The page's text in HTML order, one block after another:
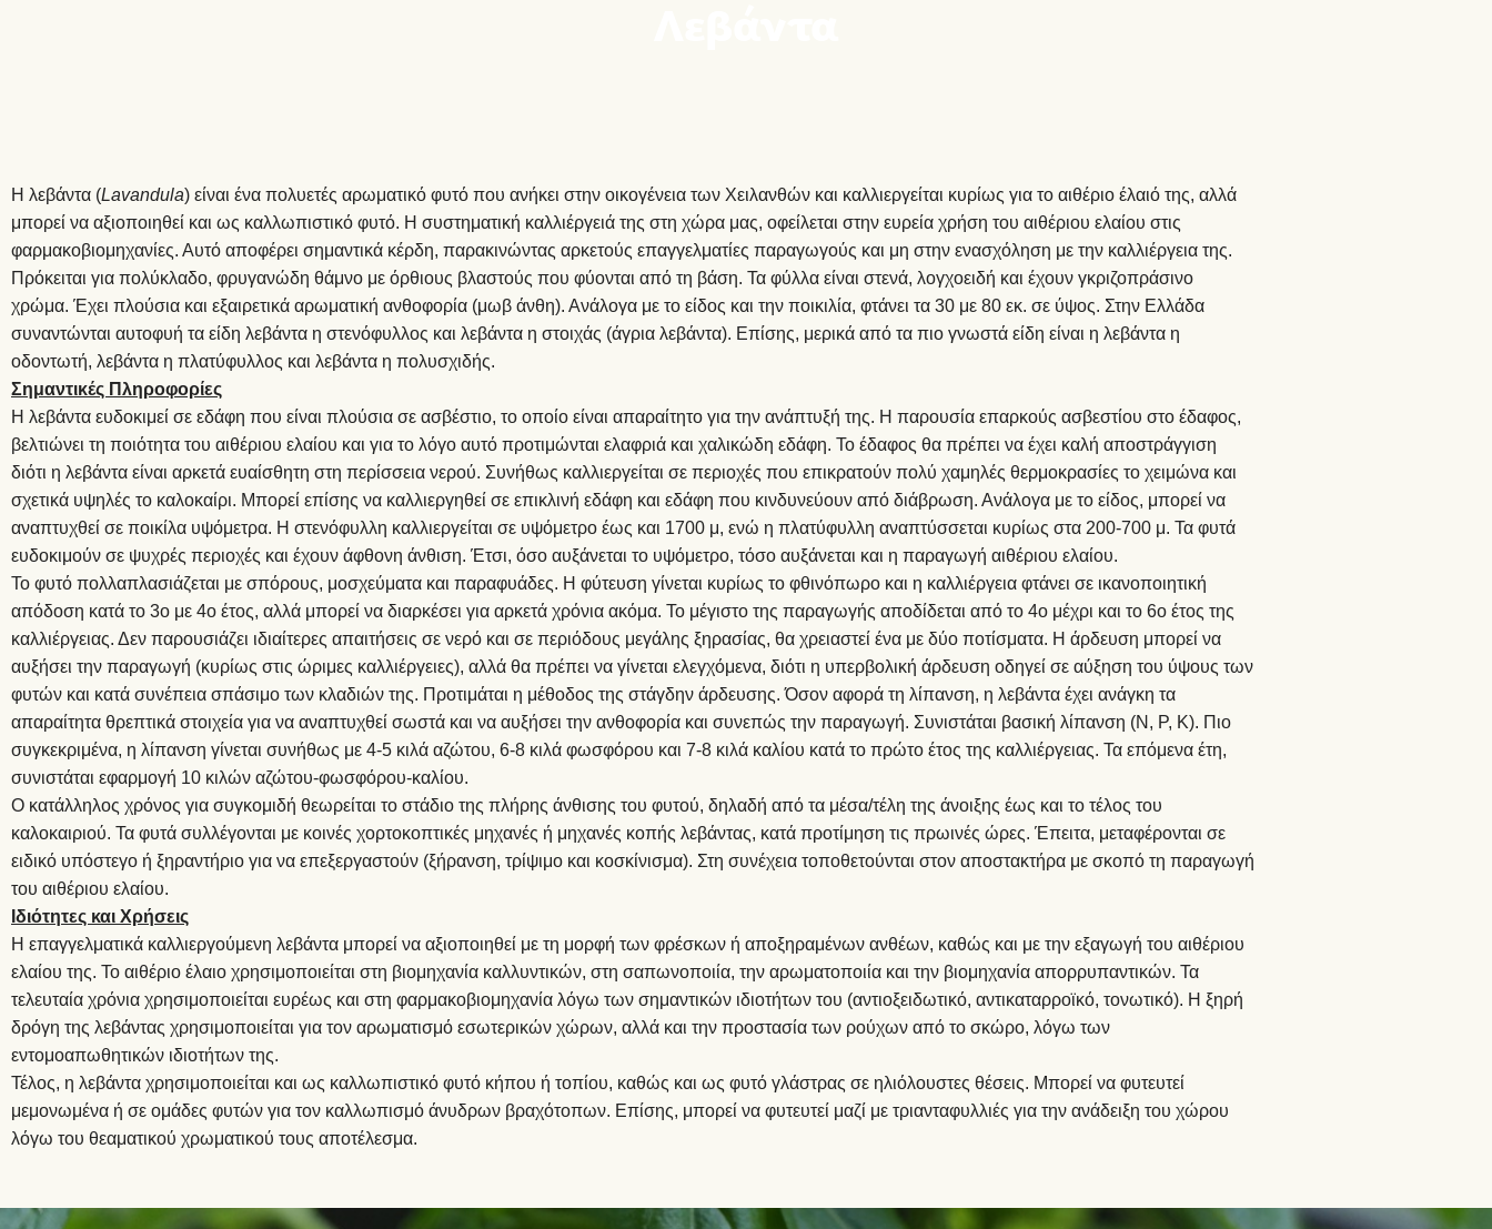
Η λεβάντα (Lavandula) είναι ένα πολυετές αρωματικό φυτό που ανήκει στην οικογένεια των Χειλανθών και καλλιεργείται κυρίως για το αιθέριο έλαιό της, αλλά
μπορεί να αξιοποιηθεί και ως καλλωπιστικό φυτό. Η συστηματική καλλιέργειά της στη χώρα μας, οφείλεται στην ευρεία χρήση του αιθέριου ελαίου στις
φαρμακοβιομηχανίες. Αυτό αποφέρει σημαντικά κέρδη, παρακινώντας αρκετούς επαγγελματίες παραγωγούς και μη στην ενασχόληση με την καλλιέργεια της.
Πρόκειται για πολύκλαδο, φρυγανώδη θάμνο με όρθιους βλαστούς που φύονται από τη βάση. Τα φύλλα είναι στενά, λογχοειδή και έχουν γκριζοπράσινο
χρώμα. Έχει πλούσια και εξαιρετικά αρωματική ανθοφορία (μωβ άνθη). Ανάλογα με το είδος και την ποικιλία, φτάνει τα 30 με 80 εκ. σε ύψος. Στην Ελλάδα
συναντώνται αυτοφυή τα είδη λεβάντα η στενόφυλλος και λεβάντα η στοιχάς (άγρια λεβάντα). Επίσης, μερικά από τα πιο γνωστά είδη είναι η λεβάντα η
οδοντωτή, λεβάντα η πλατύφυλλος και λεβάντα η πολυσχιδής.
Σημαντικές Πληροφορίες
Η λεβάντα ευδοκιμεί σε εδάφη που είναι πλούσια σε ασβέστιο, το οποίο είναι απαραίτητο για την ανάπτυξή της. Η παρουσία επαρκούς ασβεστίου στο έδαφος,
βελτιώνει τη ποιότητα του αιθέριου ελαίου και για το λόγο αυτό προτιμώνται ελαφριά και χαλικώδη εδάφη. Το έδαφος θα πρέπει να έχει καλή αποστράγγιση
διότι η λεβάντα είναι αρκετά ευαίσθητη στη περίσσεια νερού. Συνήθως καλλιεργείται σε περιοχές που επικρατούν πολύ χαμηλές θερμοκρασίες το χειμώνα και
σχετικά υψηλές το καλοκαίρι. Μπορεί επίσης να καλλιεργηθεί σε επικλινή εδάφη και εδάφη που κινδυνεύουν από διάβρωση. Ανάλογα με το είδος, μπορεί να
αναπτυχθεί σε ποικίλα υψόμετρα. Η στενόφυλλη καλλιεργείται σε υψόμετρο έως και 1700 μ, ενώ η πλατύφυλλη αναπτύσσεται κυρίως στα 200-700 μ. Τα φυτά
ευδοκιμούν σε ψυχρές περιοχές και έχουν άφθονη άνθιση. Έτσι, όσο αυξάνεται το υψόμετρο, τόσο αυξάνεται και η παραγωγή αιθέριου ελαίου.
Το φυτό πολλαπλασιάζεται με σπόρους, μοσχεύματα και παραφυάδες. Η φύτευση γίνεται κυρίως το φθινόπωρο και η καλλιέργεια φτάνει σε ικανοποιητική
απόδοση κατά το 3ο με 4ο έτος, αλλά μπορεί να διαρκέσει για αρκετά χρόνια ακόμα. Το μέγιστο της παραγωγής αποδίδεται από το 4ο μέχρι και το 6ο έτος της
καλλιέργειας. Δεν παρουσιάζει ιδιαίτερες απαιτήσεις σε νερό και σε περιόδους μεγάλης ξηρασίας, θα χρειαστεί ένα με δύο ποτίσματα. Η άρδευση μπορεί να
αυξήσει την παραγωγή (κυρίως στις ώριμες καλλιέργειες), αλλά θα πρέπει να γίνεται ελεγχόμενα, διότι η υπερβολική άρδευση οδηγεί σε αύξηση του ύψους των
φυτών και κατά συνέπεια σπάσιμο των κλαδιών της. Προτιμάται η μέθοδος της στάγδην άρδευσης. Όσον αφορά τη λίπανση, η λεβάντα έχει ανάγκη τα
απαραίτητα θρεπτικά στοιχεία για να αναπτυχθεί σωστά και να αυξήσει την ανθοφορία και συνεπώς την παραγωγή. Συνιστάται βασική λίπανση (Ν, P, K). Πιο
συγκεκριμένα, η λίπανση γίνεται συνήθως με 4-5 κιλά αζώτου, 6-8 κιλά φωσφόρου και 7-8 κιλά καλίου κατά το πρώτο έτος της καλλιέργειας. Τα επόμενα έτη,
συνιστάται εφαρμογή 10 κιλών αζώτου-φωσφόρου-καλίου.
Ο κατάλληλος χρόνος για συγκομιδή θεωρείται το στάδιο της πλήρης άνθισης του φυτού, δηλαδή από τα μέσα/τέλη της άνοιξης έως και το τέλος του
καλοκαιριού. Τα φυτά συλλέγονται με κοινές χορτοκοπτικές μηχανές ή μηχανές κοπής λεβάντας, κατά προτίμηση τις πρωινές ώρες. Έπειτα, μεταφέρονται σε
ειδικό υπόστεγο ή ξηραντήριο για να επεξεργαστούν (ξήρανση, τρίψιμο και κοσκίνισμα). Στη συνέχεια τοποθετούνται στον αποστακτήρα με σκοπό τη παραγωγή
του αιθέριου ελαίου.
Ιδιότητες και Χρήσεις
Η επαγγελματικά καλλιεργούμενη λεβάντα μπορεί να αξιοποιηθεί με τη μορφή των φρέσκων ή αποξηραμένων ανθέων, καθώς και με την εξαγωγή του αιθέριου
ελαίου της. Το αιθέριο έλαιο χρησιμοποιείται στη βιομηχανία καλλυντικών, στη σαπωνοποιία, την αρωματοποιία και την βιομηχανία απορρυπαντικών. Τα
τελευταία χρόνια χρησιμοποιείται ευρέως και στη φαρμακοβιομηχανία λόγω των σημαντικών ιδιοτήτων του (αντιοξειδωτικό, αντικαταρροϊκό, τονωτικό). Η ξηρή
δρόγη της λεβάντας χρησιμοποιείται για τον αρωματισμό εσωτερικών χώρων, αλλά και την προστασία των ρούχων από το σκώρο, λόγω των
εντομοαπωθητικών ιδιοτήτων της.
Τέλος, η λεβάντα χρησιμοποιείται και ως καλλωπιστικό φυτό κήπου ή τοπίου, καθώς και ως φυτό γλάστρας σε ηλιόλουστες θέσεις. Μπορεί να φυτευτεί
μεμονωμένα ή σε ομάδες φυτών για τον καλλωπισμό άνυδρων βραχότοπων. Επίσης, μπορεί να φυτευτεί μαζί με τριανταφυλλιές για την ανάδειξη του χώρου
λόγω του θεαματικού χρωματικού τους αποτέλεσμα.